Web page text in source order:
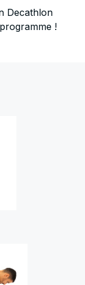
Decathlon
!